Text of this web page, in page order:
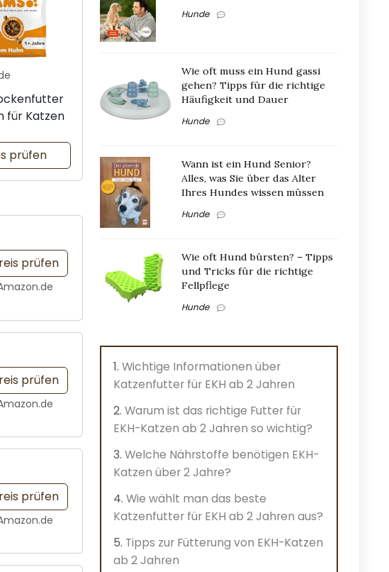
für Katzen
prüfen
prüfen
prüfen
prüfen
Hunde
Wie oft muss ein Hund gassi
gehen? Tipps für die richtige
Häufigkeit und Dauer
Hunde
Wann ist ein Hund Senior?
Alles, was Sie über das Alter
Ihres Hundes wissen müssen
Hunde
Wie oft Hund bürsten? – Tipps
und Tricks für die richtige
Fellpflege
Hunde
Wichtige Informationen über
Katzenfutter für EKH ab 2 Jahren
Warum ist das richtige Futter für
EKH-Katzen ab 2 Jahren so wichtig?
Welche Nährstoffe benötigen EKH-
Katzen über 2 Jahre?
Wie wählt man das beste
Katzenfutter für EKH ab 2 Jahren aus?
Tipps zur Fütterung von EKH-Katzen
ab 2 Jahren